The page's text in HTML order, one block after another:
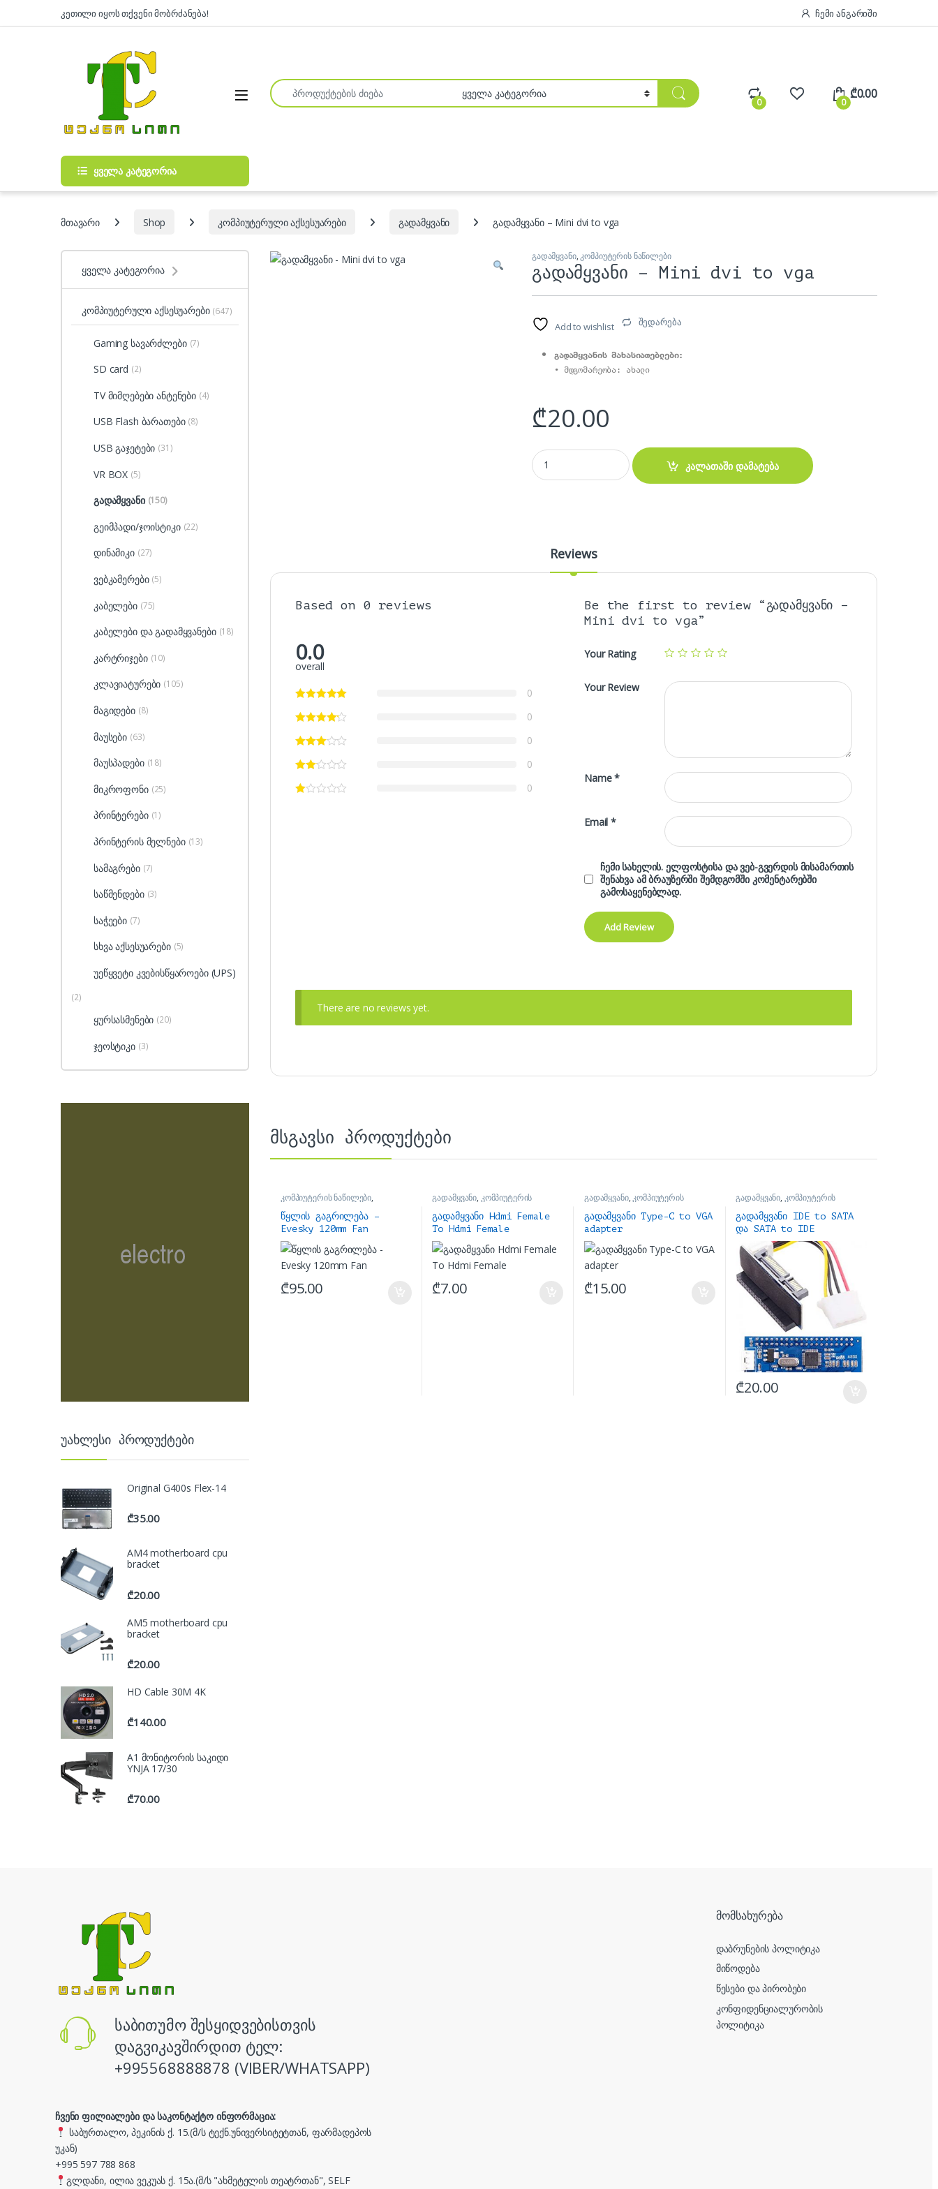
კეთილი იყოს თქვენი მობრძანება! ჩემი ანგარიში
Open
Search for:
0 0
₾0.00
ყველა კატეგორია
მთავარი Shop კომპიუტერული აქსესუარები გადამყვანი გადამყვანი – Mini dvi to vga
გადამყვანი,კომპიუტერის ნაწილები
გადამყვანი – Mini dvi to vga
Add to wishlist შედარება
გადამყვანის მახასიათებლები:
₾20.00
გადამყვანი - Mini dvi to vga quantity
კალათაში დამატება
Reviews
Based on 0 reviews
0.0
overall
0
0
0
0
0
Be the first to review “გადამყვანი –
Mini dvi to vga”
Your Rating
Your Review
Name*
Email*
ჩემი სახელის. ელფოსტისა და ვებ-გვერდის მისამართის
შენახვა ამ ბრაუზერში შემდგომში კომენტარებში
გამოსაყენებლად.
There are no reviews yet.
მსგავსი პროდუქტები
კომპიუტერის ნაწილები,
პროცესორის ქულერი
წყლის გაგრილება –
Evesky 120mm Fan
₾95.00
გადამყვანი, კომპიუტერის
ნაწილები
გადამყვანი Hdmi Female
To Hdmi Female
₾7.00
გადამყვანი,კომპიუტერის
ნაწილები
გადამყვანი Type-C to VGA
adapter
₾15.00
გადამყვანი, კომპიუტერის
ნაწილები
გადამყვანი IDE to SATA
და SATA to IDE
Converter Adapter For
PC
₾20.00
ყველა კატეგორია
კომპიუტერული აქსესუარები (647)
Gaming სავარძლები (7)
SD card (2)
TV მიმღებები ანტენები (4)
USB Flash ბარათები (8)
USB გაჯეტები (31)
VR BOX (5)
გადამყვანი (150)
გეიმპადი/ჯოისტიკი (22)
დინამიკი (27)
ვებკამერები (5)
კაბელები (75)
კაბელები და გადამყვანები (18)
კარტრიჯები (10)
კლავიატურები (105)
მაგიდები (8)
მაუსები (63)
მაუსპადები (18)
მიკროფონი (25)
პრინტერები (1)
პრინტერის მელნები (13)
სამაგრები (7)
საწმენდები (3)
საჭეები (7)
სხვა აქსესუარები (5)
უეწყვეტი კვებისწყაროები (UPS)
(2)
ყურსასმენები (20)
ჯეოსტიკი (3)
უახლესი პროდუქტები
Original G400s Flex-14
₾35.00
AM4 motherboard cpu
bracket
₾20.00
AM5 motherboard cpu
bracket
₾20.00
HD Cable 30M 4K
₾140.00
A1 მონიტორის საკიდი
YNJA 17/30
₾70.00
საბითუმო შესყიდვებისთვის
დაგვიკავშირდით ტელ:
+995568888878 (VIBER/WHATSAPP)
ჩვენი ფილიალები და საკონტაქტო ინფორმაცია:
საბურთალო, პეკინის ქ. 15.(მ/ს ტექნ.უნივერსიტეტთან, ფარმადეპოს
უკან)
+995 597 788 868
გლდანი, ილია ვეკუას ქ. 15ა.(მ/ს "ახმეტელის თეატრთან", SELF
მომსახურება
დაბრუნების პოლიტიკა
მიწოდება
წესები და პირობები
კონფიდენციალურობის
პოლიტიკა